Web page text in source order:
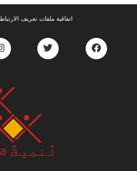
اتفاقية ملفات تعريف الارتباط